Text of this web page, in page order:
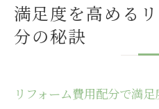
満足度を高める
分の秘訣
リフォーム費用配分で満